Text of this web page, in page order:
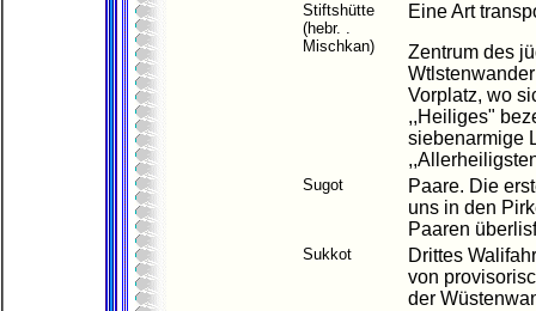
Stiftshütte
(hebr. .
Mischkan)
Eine Art
Zentrum des
Vorplatz, wo
,,Heiliges"
siebenarmige
Sugot
Paare. Die
uns in den
Paaren
Sukkot
Drittes
von
der